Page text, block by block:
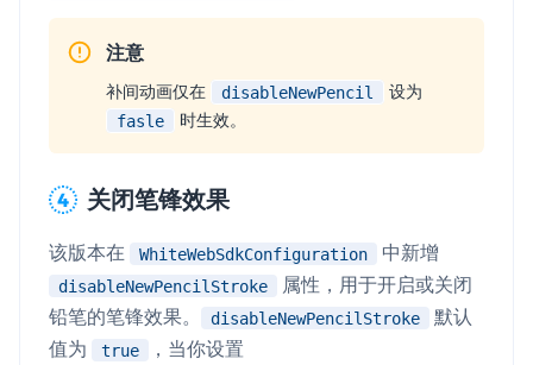
注意
补间动画仅在 disableNewPencil
设为
fasle
时生效。
关闭笔锋效果
该版本在 WhiteWebSdkConfiguration 中新增
disableNewPencilStroke
属性，用于开启或关闭
铅笔的笔锋效果。
disableNewPencilStroke
默认
值为
true ，当你设置